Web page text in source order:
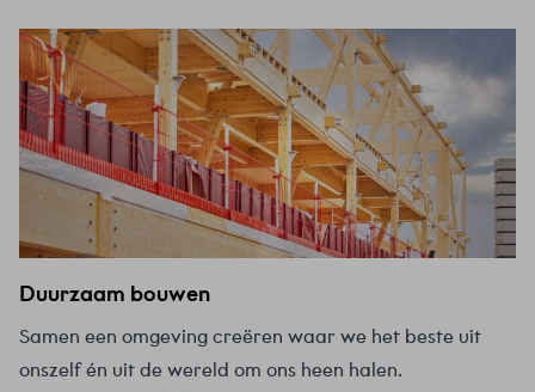
Duurzaam bouwen
Samen een omgeving creëren waar we het beste uit
onszelf én uit de wereld om ons heen halen.